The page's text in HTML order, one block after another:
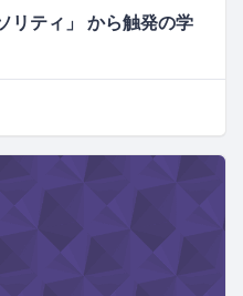
リティ」 から触発の学